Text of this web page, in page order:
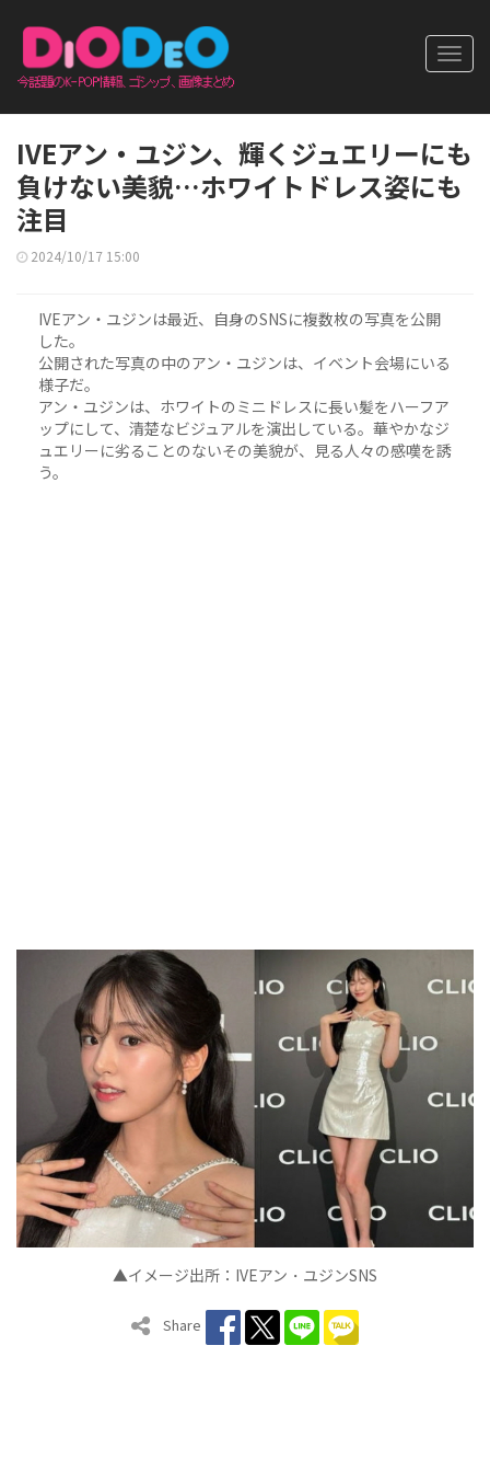
IVEアン・ユジン、輝くジュエリーにも
負けない美貌…ホワイトドレス姿にも
注目
2024/10/17 15:00
IVEアン・ユジンは最近、自身のSNSに複数枚の写真を公開
した。
公開された写真の中のアン・ユジンは、イベント会場にいる
様子だ。
アン・ユジンは、ホワイトのミニドレスに長い髪をハーフア
ップにして、清楚なビジュアルを演出している。華やかなジ
ュエリーに劣ることのないその美貌が、見る人々の感嘆を誘
う。
▲イメージ出所： IVEアン ・ ユジンSNS
Share